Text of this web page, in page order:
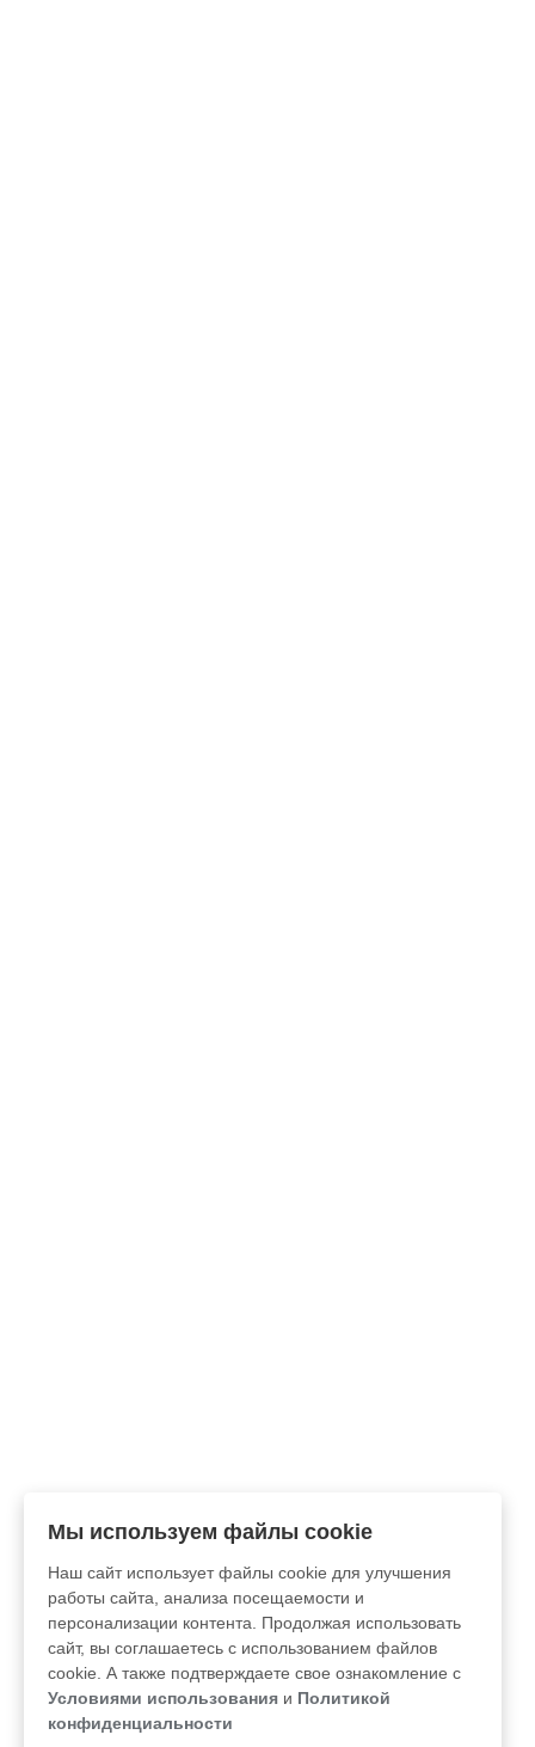
Мы используем файлы cookie
Наш сайт использует файлы cookie для улучшения
работы сайта, анализа посещаемости и
персонализации контента. Продолжая использовать
сайт, вы соглашаетесь с использованием файлов
cookie. А также подтверждаете свое ознакомление с
Условиями использования и Политикой
конфиденциальности